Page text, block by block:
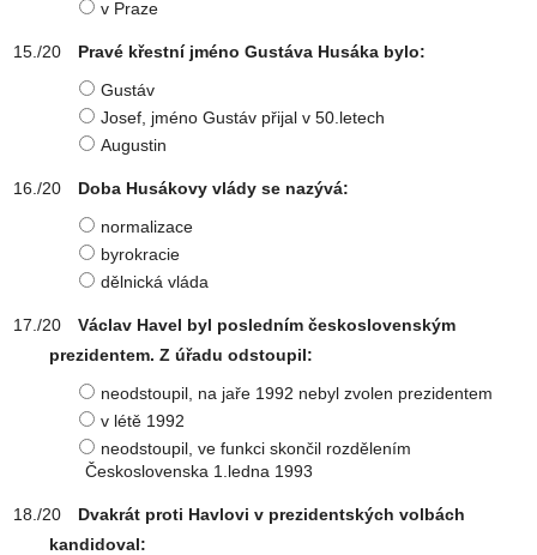
v Praze
Pravé křestní jméno Gustáva Husáka bylo:
Gustáv
Josef, jméno Gustáv přijal v 50.letech
Augustin
Doba Husákovy vlády se nazývá:
normalizace
byrokracie
dělnická vláda
Václav Havel byl posledním československým
prezidentem. Z úřadu odstoupil:
neodstoupil, na jaře 1992 nebyl zvolen prezidentem
v létě 1992
neodstoupil, ve funkci skončil rozdělením
Československa 1.ledna 1993
Dvakrát proti Havlovi v prezidentských volbách
kandidoval: